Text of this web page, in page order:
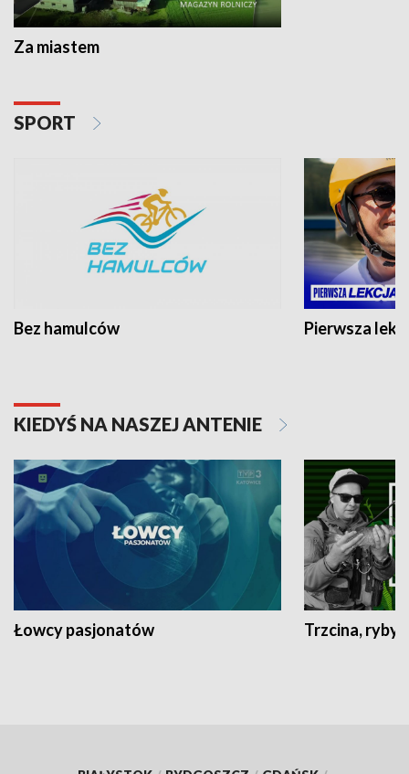
Za miastem
SPORT
Bez hamulców Pierwsza
KIEDYŚ NA NASZEJ ANTENIE
Łowcy pasjonatów Trzcina, ryby